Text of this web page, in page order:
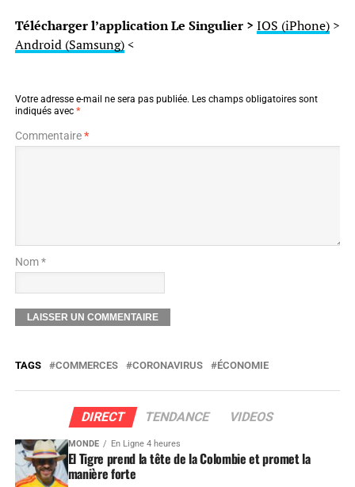
Télécharger l’application Le Singulier > IOS (iPhone)>
Android (Samsung)<
Votre adresse e-mail ne sera pas publiée. Les champs obligatoires sont
indiqués avec *
Commentaire*
Nom *
TAGS COMMERCES CORONAVIRUS ÉCONOMIE
DIRECT TENDANCE VIDEOS
MONDE En Ligne 4 heures
El Tigre prend la tête de la Colombie et promet la
manière forte